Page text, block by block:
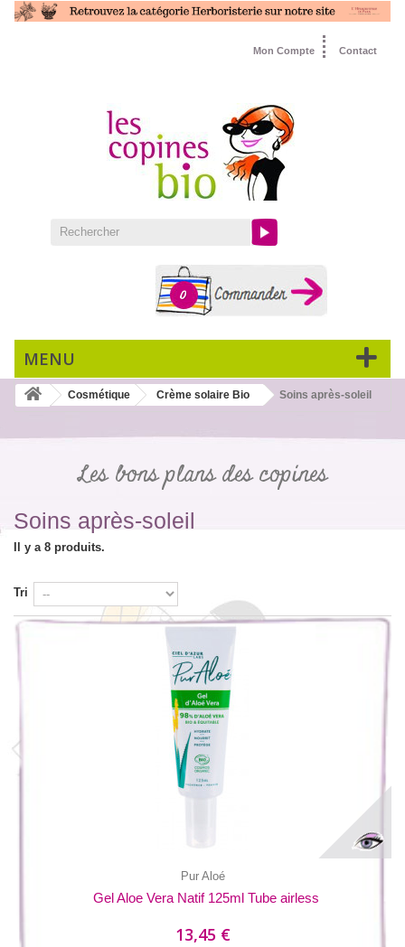
Contact
Mon Compte
0
MENU
Cosmétique Crème solaire Bio Soins après-soleil
Les bons plans des copines
Soins après-soleil
Il y a 8 produits.
Tri
Pur Aloé
Gel Aloe Vera Natif 125ml Tube airless
13,45 €